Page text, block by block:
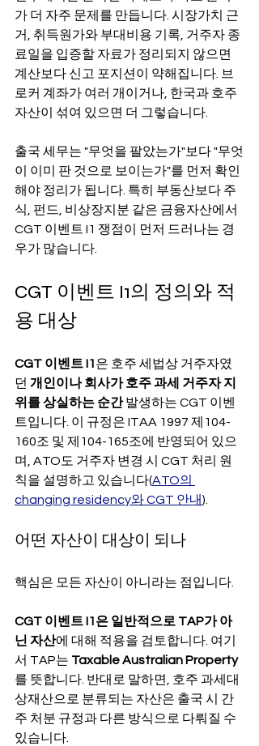
가 더 자주 문제를 만듭니다. 시장가치 근
거, 취득원가와 부대비용 기록, 거주자 종
료일을 입증할 자료가 정리되지 않으면
계산보다 신고 포지션이 약해집니다. 브
로커 계좌가 여러 개이거나, 한국과 호주
자산이 섞여 있으면 더 그렇습니다.
출국 세무는 "무엇을 팔았는가"보다 "무엇
이 이미 판 것으로 보이는가"를 먼저 확인
해야 정리가 됩니다. 특히 부동산보다 주
식, 펀드, 비상장지분 같은 금융자산에서
CGT 이벤트 I1 쟁점이 먼저 드러나는 경
우가 많습니다.
CGT 이벤트 I1의 정의와 적
용 대상
CGT 이벤트 I1은 호주 세법상 거주자였
던 개인이나 회사가 호주 과세 거주자 지
위를 상실하는 순간 발생하는 CGT 이벤
트입니다. 이 규정은 ITAA 1997 제104-
160조 및 제104-165조에 반영되어 있으
며, ATO도 거주자 변경 시 CGT 처리 원
칙을 설명하고 있습니다(ATO의
changing residency와 CGT 안내).
어떤 자산이 대상이 되나
핵심은 모든 자산이 아니라는 점입니다.
CGT 이벤트 I1은 일반적으로 TAP가 아
닌 자산에 대해 적용을 검토합니다. 여기
서 TAP는 Taxable Australian Property
를 뜻합니다. 반대로 말하면, 호주 과세대
상재산으로 분류되는 자산은 출국 시 간
주 처분 규정과 다른 방식으로 다뤄질 수
있습니다.